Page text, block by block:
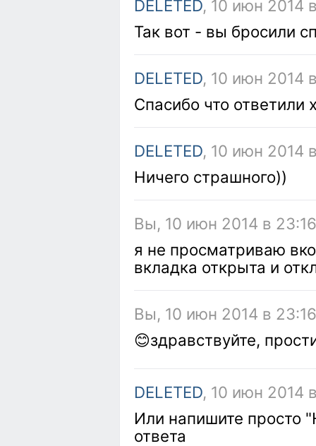
DELETED, 10 июн 2014
Так вот - вы бросили
DELETED, 10 июн 2014
Спасибо что ответили
DELETED, 10 июн 2014
Ничего страшного))
Вы, 10 июн 2014 в
я не просматриваю
вкладка открыта и
Вы, 10 июн 2014 в
😊здравствуйте,
DELETED, 10 июн 2014
Или напишите просто
ответа